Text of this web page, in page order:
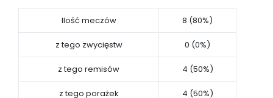
Ilość meczów 8 (80%)
z tego zwycięstw 0 (0%)
z tego remisów 4 (50%)
z tego porażek 4 (50%)